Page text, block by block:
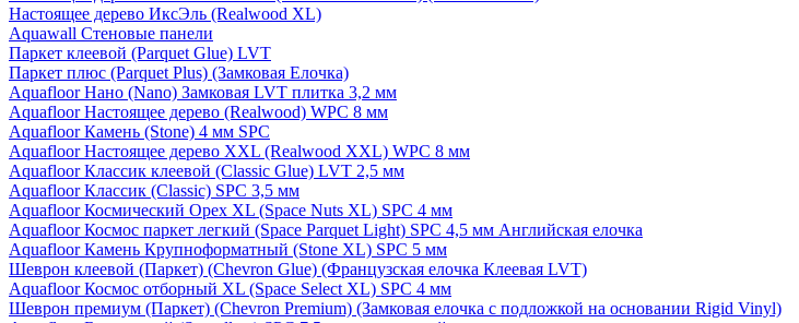
Настоящее дерево ИксЭль (Realwood XL)
Aquawall Стеновые панели
Паркет клеевой (Parquet Glue) LVT
Паркет плюс (Parquet Plus) (Замковая Елочка)
Aquafloor Нано (Nano) Замковая LVT плитка 3,2 мм
Aquafloor Настоящее дерево (Realwood) WPC 8 мм
Aquafloor Камень (Stone) 4 мм SPC
Aquafloor Настоящее дерево XXL (Realwood XXL) WPC 8 мм
Aquafloor Классик клеевой (Classic Glue) LVT 2,5 мм
Aquafloor Классик (Classic) SPC 3,5 мм
Aquafloor Космический Орех XL (Space Nuts XL) SPC 4 мм
Aquafloor Космос паркет легкий (Space Parquet Light) SPC 4,5 мм Английская елочка
Aquafloor Камень Крупноформатный (Stone XL) SPC 5 мм
Шеврон клеевой (Паркет) (Chevron Glue) (Французская елочка Клеевая LVT)
Aquafloor Космос отборный XL (Space Select XL) SPC 4 мм
Шеврон премиум (Паркет) (Chevron Premium) (Замковая елочка с подложкой на основании Rigid Vinyl)